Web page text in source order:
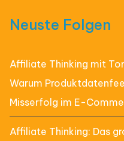
Neuste Folgen
Affiliate Thinking mit
Warum
Misserfolg im E-
Affiliate Thinking: Das